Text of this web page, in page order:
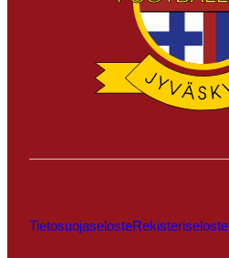
TietosuojaselosteRekisteriseloste